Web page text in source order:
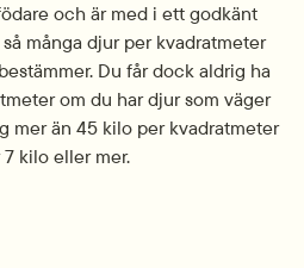
och är med i ett godkänt
många djur per kvadratmeter
Du får dock aldrig ha
om du har djur som väger
mer än 45 kilo per kvadratmeter
kilo eller mer.